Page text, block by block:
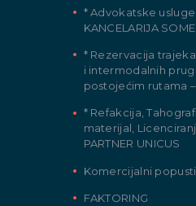
* Advokatske usluge
KANCELARIJA
* Rezervacija
i intermodalnih
postojećim rutama –
* Refakcija,
materijal,
PARTNER UNICUS
Komercijalni
FAKTORING